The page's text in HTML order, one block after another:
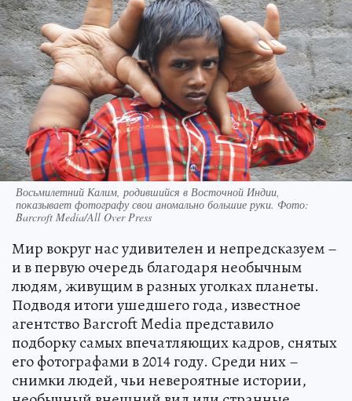
Восьмилетний Калим, родившийся в Восточной Индии,
показывает фотографу свои аномально большие руки. Фото:
Barcroft Media/All Over Press
Мир вокруг нас удивителен и непредсказуем –
и в первую очередь благодаря необычным
людям, живущим в разных уголках планеты.
Подводя итоги ушедшего года, известное
агентство Barcroft Media представило
подборку самых впечатляющих кадров, снятых
его фотографами в 2014 году. Среди них –
снимки людей, чьи невероятные истории,